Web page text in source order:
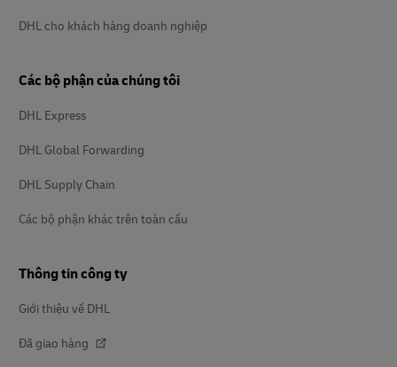
DHL cho khách hàng doanh nghiệp
Các bộ phận của chúng tôi
DHL Express
DHL Global Forwarding
DHL Supply Chain
Các bộ phận khác trên toàn cầu
Thông tin công ty
Giới thiệu về DHL
Đã giao hàng